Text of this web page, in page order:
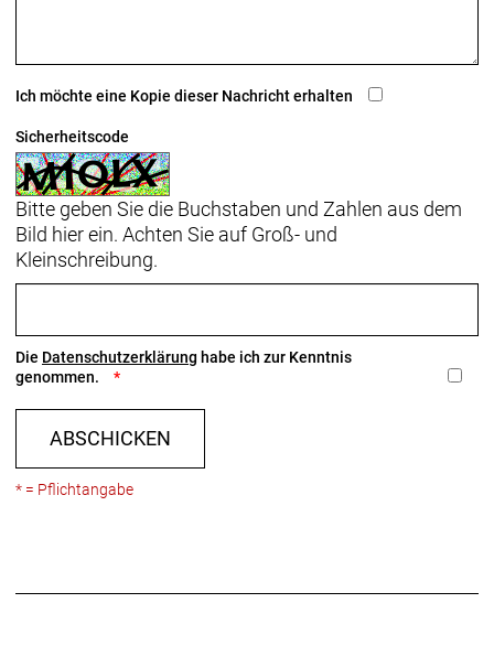
Ich möchte eine Kopie dieser Nachricht erhalten
Sicherheitscode
Bitte geben Sie die Buchstaben und Zahlen aus dem
Bild hier ein. Achten Sie auf Groß- und
Kleinschreibung.
Die Datenschutzerklärung habe ich zur Kenntnis
genommen.
ABSCHICKEN
* = Pflichtangabe